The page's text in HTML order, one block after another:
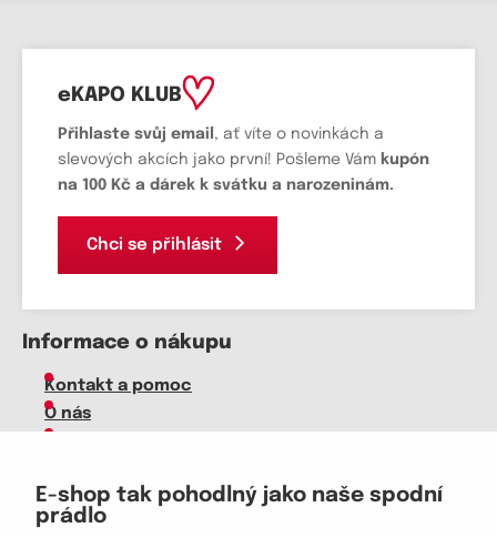
E-shop tak pohodlný jako naše spodní
prádlo
eKAPO KLUB
Přihlaste svůj email , ať víte o novinkách a
slevových akcích jako první! Pošleme Vám kupón
na 100 Kč a dárek k svátku a narozeninám.
Chci se přihlásit
Informace o nákupu
Kontakt a pomoc
O nás
Velkoobchod
Vrácení zboží, reklamace